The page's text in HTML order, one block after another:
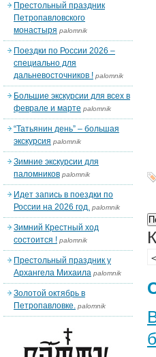
Престольный праздник
Петропавловского
монастыря palomnik
Поездки по России 2026 –
специально для
дальневосточников ! palomnik
Большие экскурсии для всех в
феврале и марте palomnik
“Татьянин день” – большая
экскурсия palomnik
Зимние экскурсии для
паломников palomnik
Идет запись в поездки по
России на 2026 год. palomnik
Зимний Крестный ход
состоится ! palomnik
Престольный праздник у
Архангела Михаила palomnik
Золотой октябрь в
Петропавловке. palomnik